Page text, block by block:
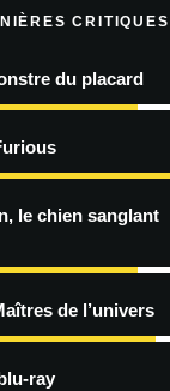
CRITIQUES
du placard
le chien sanglant
de l’univers
ray